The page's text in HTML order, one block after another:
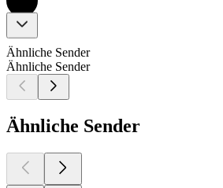
Ähnliche Sender
Ähnliche Sender
Ähnliche Sender